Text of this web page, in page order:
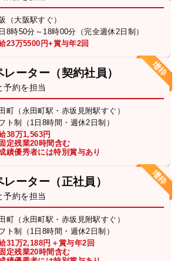
（大阪駅すぐ）
8時50分～18時00分（完全週休2日制）
23万5500円+賞与年2回
ーター（契約社員）
予約を担当
町（永田町駅・赤坂見附駅すぐ）
ト制（1日8時間・週休2日制）
38万1,563円
定残業20時間含む
績優秀者には特別賞与あり
ーター（正社員）
予約を担当
町（永田町駅・赤坂見附駅すぐ）
ト制（1日8時間・週休2日制）
31万2,188円＋賞与年2回
定残業20時間含む